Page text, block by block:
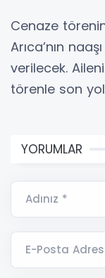
Cenaze
Arıca’nın
verilecek.
törenle son
YORUMLAR
Adınız *
E-Posta